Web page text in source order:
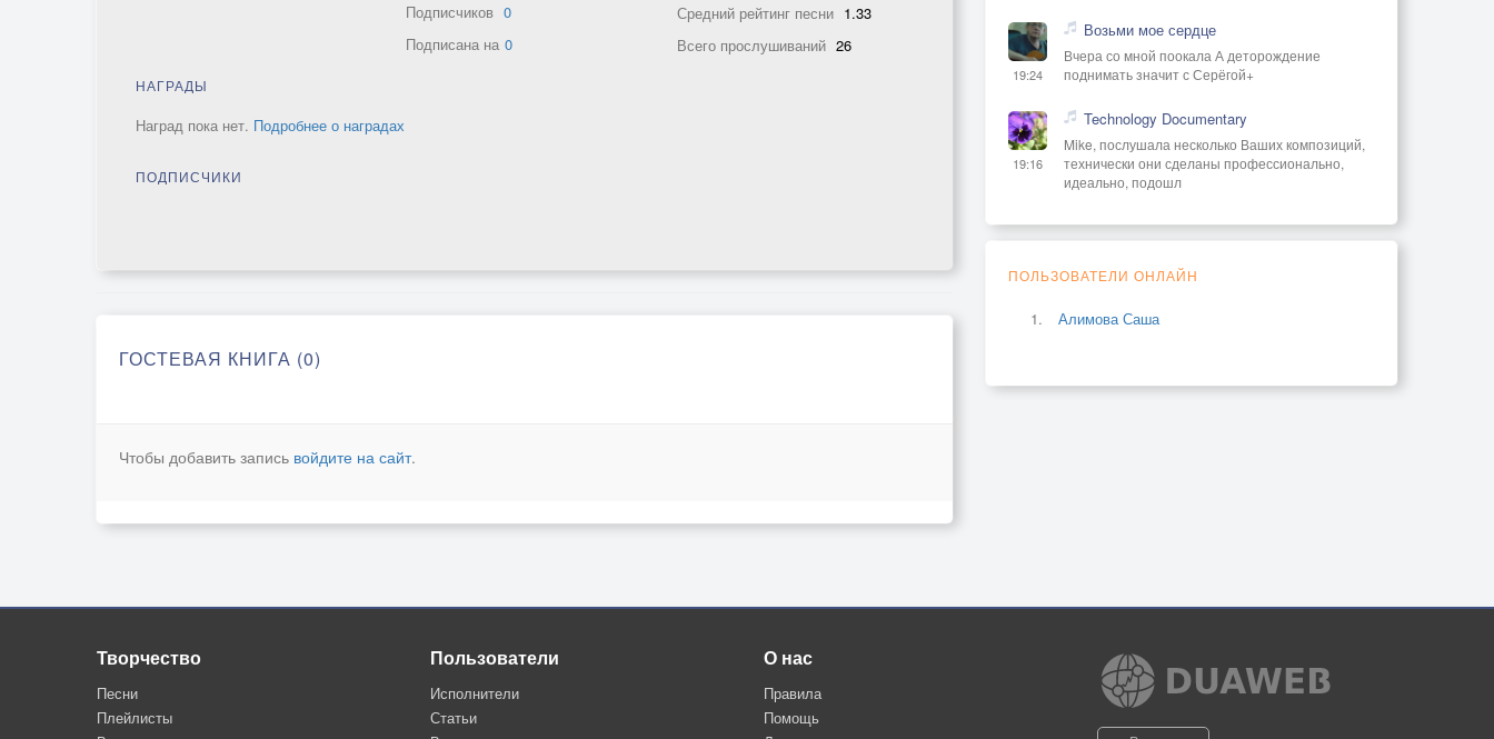
Подписчиков 0
Подписана на 0
Средний рейтинг песни 1.33
Всего прослушиваний 26
НАГРАДЫ
Наград пока нет. Подробнее о наградах
ПОДПИСЧИКИ
ГОСТЕВАЯ КНИГА (0)
Чтобы добавить запись войдите на сайт.
19:24
Возьми мое сердце
Вчера со мной поокала А деторождение
поднимать значит с Серёгой+
19:16
Technology Documentary
Mike, послушала несколько Ваших композиций,
технически они сделаны профессионально,
идеально, подошл
ПОЛЬЗОВАТЕЛИ ОНЛАЙН
Алимова Саша
Творчество
Песни
Плейлисты
Пользователи
Исполнители
Статьи
О нас
Правила
Помощь